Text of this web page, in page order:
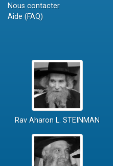
Nous contacter
Aide (FAQ)
Rav Aharon L. STEINMAN